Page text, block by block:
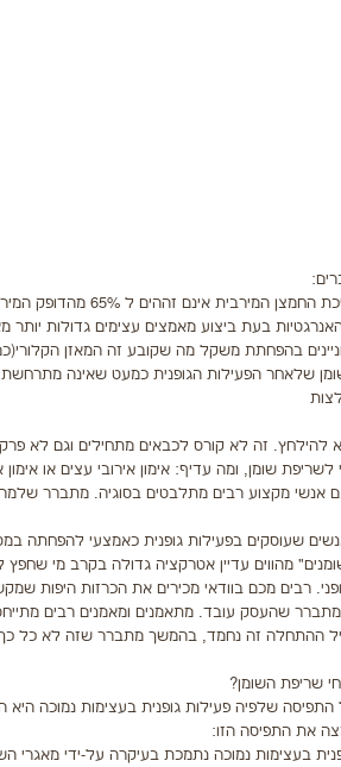
בעת ביצוע מאמצים עצימים גדולות
בהפחתת משקל מה שקובע זה המאזן
שלאחר הפעילות הגופנית כמעט שאינה מתרחשת
להילחץ. זה לא קורס לכבאים מתחילים וגם לא
לשריפת שומן, ומה עדיף: אימון אירובי עצים או
אנשי מקצוע רבים מתלבטים בסוגיה. מתברר
שעוסקים בפעילות גופנית כאמצעי להפחתה
מהווים עדיין אטרקציה גדולה בקרב מי
רבים מכם בוודאי מכירים את הכרזות היפות
שהעסק עובד. מתאמנים ומאמנים רבים
ההתחלה זה נחמד, בהמשך מתברר שזה לא כל כך
שריפת השומן?
שלפיה פעילות גופנית בעצימות נמוכה
את התפיסה הזו:
בעצימות נמוכה נתמכת בעיקרה על-ידי מאגרי